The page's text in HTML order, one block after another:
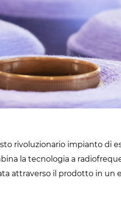
liquidi
liquidi
Cannabis
Essiccatoi
rivoluzionario impianto di
la tecnologia a
attraverso il prodotto in un